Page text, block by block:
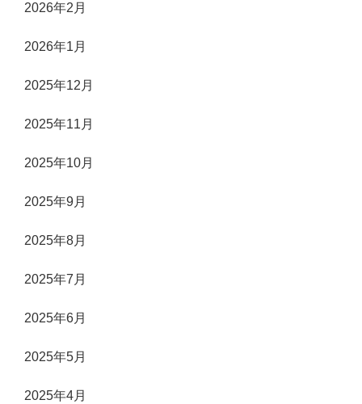
2026年2月
2026年1月
2025年12月
2025年11月
2025年10月
2025年9月
2025年8月
2025年7月
2025年6月
2025年5月
2025年4月